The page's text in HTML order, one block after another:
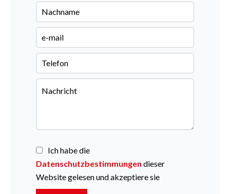
Ich habe die
Datenschutzbestimmungen dieser
Website gelesen und akzeptiere sie